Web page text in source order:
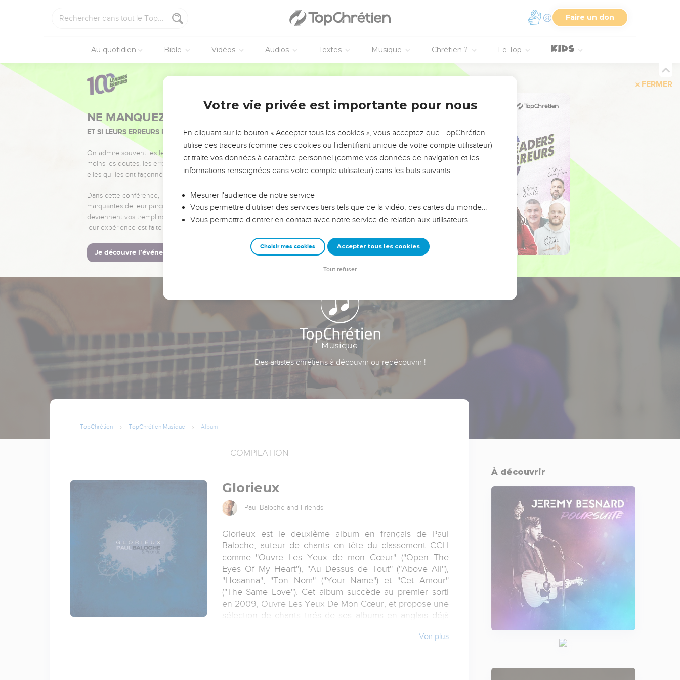
Faire un don
Au quotidien Bible Vidéos Audios Textes Musique Chrétien ? Le Top
FERMER
NE MANQUEZ PAS L’ÉVÉNEMENT DE L’ANNÉE !
ET SI LEURS ERREURS POUVAIENT VOUS ÉVITER LES VOTRES ?
On admire souvent les leaders pour leurs réussites, leur impact, leur foi ou leur vision. Mais on voit
moins les doutes, les erreurs et les saisons difficiles qu'ils ont traversés, alors même que ce sont
elles qui les ont façonnés.
Dans cette conférence, leaders, entrepreneurs, et responsables reviennent sur les erreurs
marquantes de leur parcours et les clés pour avancer avec plus de sagesse afin que leurs erreurs
deviennent vos tremplins. Que vous guidiez un ministère, une équipe, un groupe ou une famille,
leur expérience est faite pour vous.
Je découvre l’événement
Des artistes chrétiens à découvrir ou redécouvrir !
TopChrétien TopChrétien Musique Album
COMPILATION
Glorieux
Paul Baloche and Friends
Glorieux est le deuxième album en français de Paul
Baloche, auteur de chants en tête du classement CCLI
comme ''Ouvre Les Yeux de mon Cœur'' (''Open The
Eyes Of My Heart''), ''Au Dessus de Tout'' (''Above All''),
''Hosanna'', ''Ton Nom'' (''Your Name'') et ''Cet Amour''
(''The Same Love''). Cet album succède au premier sorti
en 2009, Ouvre Les Yeux De Mon Cœur, et propose une
sélection de chants tirés de ses albums en anglais déjà
Voir plus
AJOUTER À UNE PLAYLISTX
À découvrir
Votre vie privée est importante pour nous
En cliquant sur le bouton « Accepter tous les cookies », vous acceptez que TopChrétien
utilise des traceurs (comme des cookies ou l'identifiant unique de votre compte utilisateur)
et traite vos données à caractère personnel (comme vos données de navigation et les
informations renseignées dans votre compte utilisateur) dans les buts suivants :
Mesurer l'audience de notre service
Vous permettre d'utiliser des services tiers tels que de la vidéo, des cartes du monde…
Vous permettre d'entrer en contact avec notre service de relation aux utilisateurs.
Choisir mes cookies Accepter tous les cookies
Tout refuser